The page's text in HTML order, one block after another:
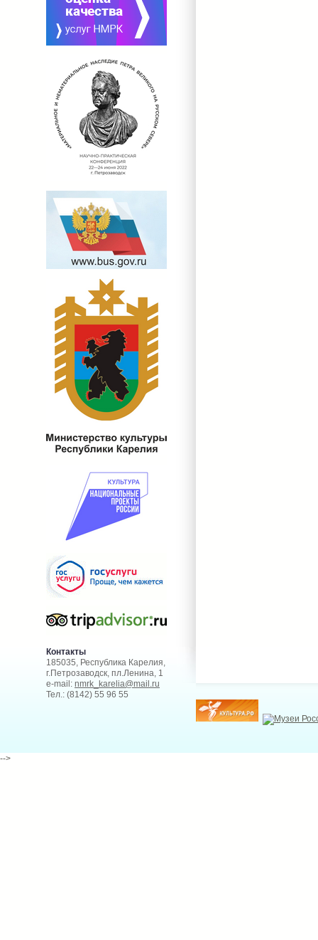
Контакты
185035, Республика Карелия,
г.Петрозаводск, пл.Ленина, 1
e-mail: nmrk_karelia@mail.ru
Тел.: (8142) 55 96 55
-->